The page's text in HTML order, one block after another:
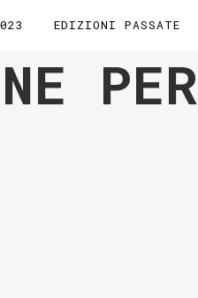
EDIZIONI PASSATE
PER